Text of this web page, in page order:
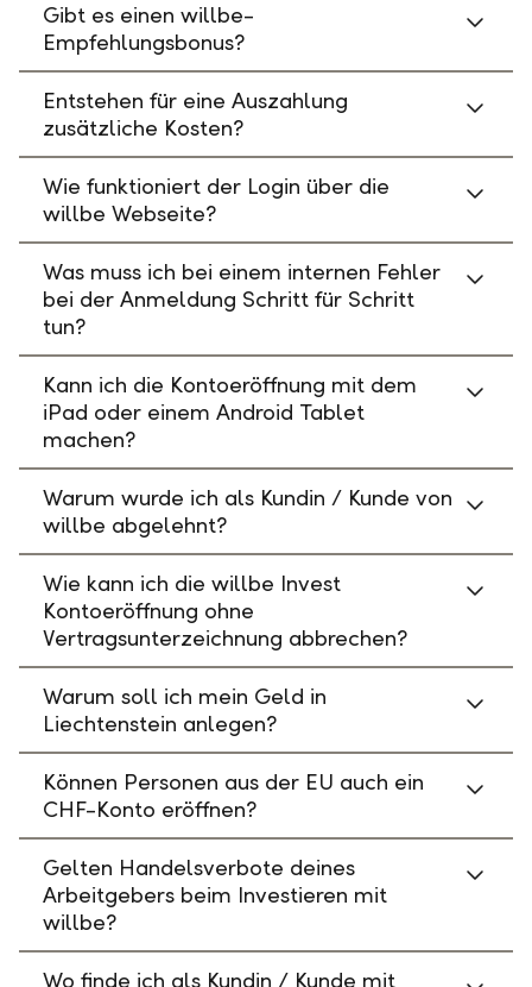
Gibt es einen willbe-
Empfehlungsbonus?
Entstehen für eine Auszahlung
zusätzliche Kosten?
Wie funktioniert der Login über die
willbe Webseite?
Was muss ich bei einem internen Fehler
bei der Anmeldung Schritt für Schritt
tun?
Kann ich die Kontoeröffnung mit dem
iPad oder einem Android Tablet
machen?
Warum wurde ich als Kundin / Kunde von
willbe abgelehnt?
Wie kann ich die willbe Invest
Kontoeröffnung ohne
Vertragsunterzeichnung abbrechen?
Warum soll ich mein Geld in
Liechtenstein anlegen?
Können Personen aus der EU auch ein
CHF-Konto eröffnen?
Gelten Handelsverbote deines
Arbeitgebers beim Investieren mit
willbe?
Wo finde ich als Kundin / Kunde mit